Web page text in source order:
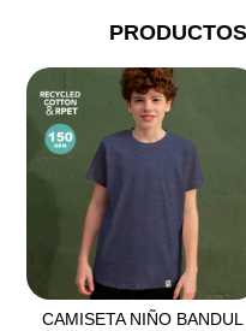
CAMISETA NIÑO BANDUL